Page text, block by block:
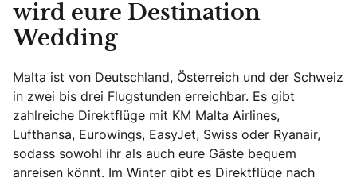
wird eure Destination
Wedding
Malta ist von Deutschland, Österreich und der Schweiz
in zwei bis drei Flugstunden erreichbar. Es gibt
zahlreiche Direktflüge mit KM Malta Airlines,
Lufthansa, Eurowings, EasyJet, Swiss oder Ryanair,
sodass sowohl ihr als auch eure Gäste bequem
anreisen könnt. Im Winter gibt es Direktflüge nach